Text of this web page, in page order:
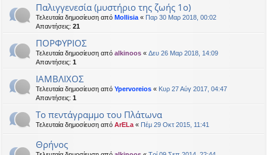
Παλιγγενεσία (μυστήριο της ζωής 1ο)
Τελευταία δημοσίευση από Mollisia « Παρ 30 Μαρ 2018, 00:02
Απαντήσεις: 21
ΠΟΡΦΥΡΙΟΣ
Τελευταία δημοσίευση από alkinoos « Δευ 26 Μαρ 2018, 14:09
Απαντήσεις: 1
ΙΑΜΒΛΙΧΟΣ
Τελευταία δημοσίευση από Ypervoreios « Κυρ 27 Αύγ 2017, 04:47
Απαντήσεις: 1
To πεντάγραμμο του Πλάτωνα
Τελευταία δημοσίευση από ArELa « Πέμ 29 Οκτ 2015, 11:41
Θρήνος